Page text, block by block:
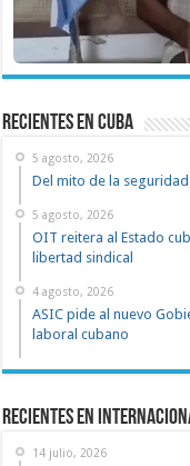
recientes en cuba
5 agosto, 2026
Del mito de la
5 agosto, 2026
OIT reitera al Estado
libertad sindical
4 agosto, 2026
ASIC pide al nuevo
laboral cubano
Recientes en
14 julio, 2026